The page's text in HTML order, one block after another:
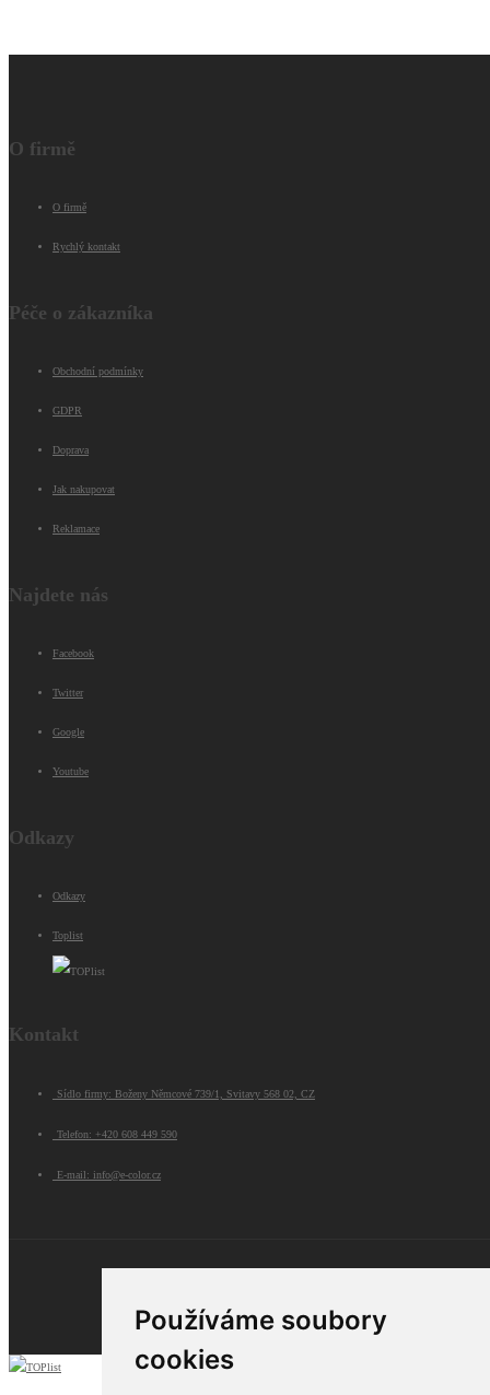
Používáme soubory
cookies
O firmě
O firmě
Rychlý kontakt
Péče o zákazníka
Obchodní podmínky
GDPR
Doprava
Jak nakupovat
Reklamace
Najdete nás
Facebook
Twitter
Google
Youtube
Odkazy
Odkazy
Toplist
Kontakt
Sídlo firmy: Boženy Němcové 739/1, Svitavy 568 02, CZ
Telefon: +420 608 449 590
E-mail: info@e-color.cz